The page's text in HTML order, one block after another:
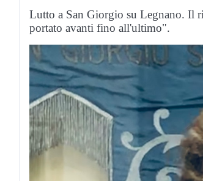
Lutto a San Giorgio su Legnano. Il
portato avanti fino all'ultimo".